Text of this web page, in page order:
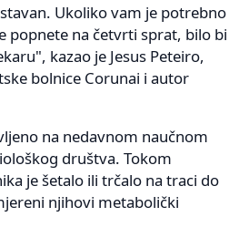
Ukoliko vam je potrebno
popnete na četvrti sprat, bilo bi
kazao je Jesus Peteiro,
bolnice Corunai i autor
na nedavnom naučnom
društva. Tokom
je šetalo ili trčalo na traci do
njihovi metabolički